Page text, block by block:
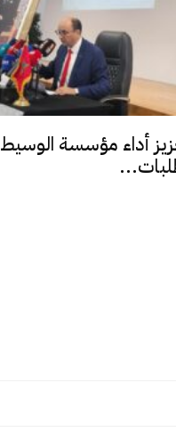
أداء مؤسسة الوسيط